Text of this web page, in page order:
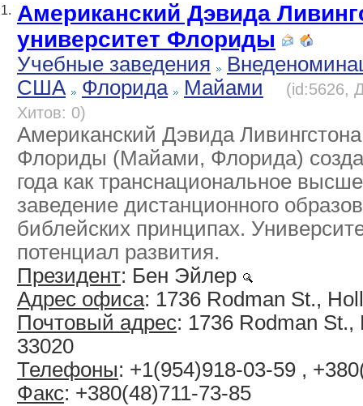
1. Американский Дэвида
университет Флориды
Учебные заведения
США
Флорида Майами
(id:5626,
Хитов: 0)
Американский Дэвида
Флориды (Майами, Флорида)
года как транснациональное
заведение дистанционного
библейских принципах.
потенциал развития.
Президент: Бен Эйлер
Адрес офиса: 1736 Rodman St.,
Почтовый адрес: 1736 Rodman St.,
33020
Телефоны: +1(954)918-03-59 ,
Факс: +380(48)711-73-85